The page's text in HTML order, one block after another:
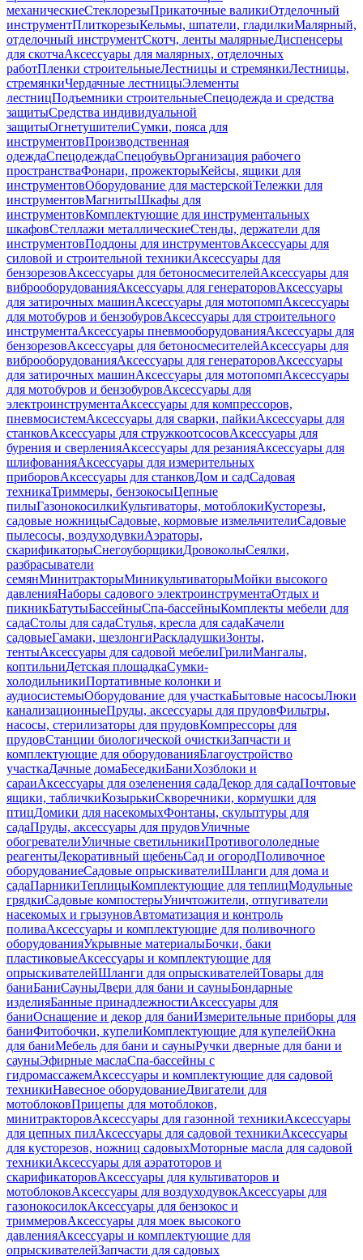
механическиеСтеклорезыПрикаточные валикиОтделочный
инструментПлиткорезыКельмы, шпатели, гладилкиМалярный,
отделочный инструментСкотч, ленты малярныеДиспенсеры
для скотчаАксессуары для малярных, отделочных
работПленки строительныеЛестницы и стремянкиЛестницы,
стремянкиЧердачные лестницыЭлементы
лестницПодъемники строительныеСпецодежда и средства
защитыСредства индивидуальной
защитыОгнетушителиСумки, пояса для
инструментовПроизводственная
одеждаСпецодеждаСпецобувьОрганизация рабочего
пространстваФонари, прожекторыКейсы, ящики для
инструментовОборудование для мастерскойТележки для
инструментовМагнитыШкафы для
инструментовКомплектующие для инструментальных
шкафовСтеллажи металлическиеСтенды, держатели для
инструментовПоддоны для инструментовАксессуары для
силовой и строительной техникиАксессуары для
бензорезовАксессуары для бетоносмесителейАксессуары для
виброоборудованияАксессуары для генераторовАксессуары
для затирочных машинАксессуары для мотопомпАксессуары
для мотобуров и бензобуровАксессуары для строительного
инструментаАксессуары пневмооборудованияАксессуары для
бензорезовАксессуары для бетоносмесителейАксессуары для
виброоборудованияАксессуары для генераторовАксессуары
для затирочных машинАксессуары для мотопомпАксессуары
для мотобуров и бензобуровАксессуары для
электроинструментаАксессуары для компрессоров,
пневмосистемАксессуары для сварки, пайкиАксессуары для
станковАксессуары для стружкоотсосовАксессуары для
бурения и сверленияАксессуары для резанияАксессуары для
шлифованияАксессуары для измерительных
приборовАксессуары для станковДом и садСадовая
техникаТриммеры, бензокосыЦепные
пилыГазонокосилкиКультиваторы, мотоблокиКусторезы,
садовые ножницыСадовые, кормовые измельчителиСадовые
пылесосы, воздуходувкиАэраторы,
скарификаторыСнегоуборщикиДровоколыСеялки,
разбрасыватели
семянМинитракторыМиникультиваторыМойки высокого
давленияНаборы садового электроинструментаОтдых и
пикникБатутыБассейныСпа-бассейныКомплекты мебели для
садаСтолы для садаСтулья, кресла для садаКачели
садовыеГамаки, шезлонгиРаскладушкиЗонты,
тентыАксессуары для садовой мебелиГрилиМангалы,
коптильниДетская площадкаСумки-
холодильникиПортативные колонки и
аудиосистемыОборудование для участкаБытовые насосыЛюки
канализационныеПруды, аксессуары для прудовФильтры,
насосы, стерилизаторы для прудовКомпрессоры для
прудовСтанции биологической очисткиЗапчасти и
комплектующие для оборудованияБлагоустройство
участкаДачные домаБеседкиБаниХозблоки и
сараиАксессуары для озеленения садаДекор для садаПочтовые
ящики, табличкиКозырькиСкворечники, кормушки для
птицДомики для насекомыхФонтаны, скульптуры для
садаПруды, аксессуары для прудовУличные
обогревателиУличные светильникиПротивогололедные
реагентыДекоративный щебеньСад и огородПоливочное
оборудованиеСадовые опрыскивателиШланги для дома и
садаПарникиТеплицыКомплектующие для теплицМодульные
грядкиСадовые компостерыУничтожители, отпугиватели
насекомых и грызуновАвтоматизация и контроль
поливаАксессуары и комплектующие для поливочного
оборудованияУкрывные материалыБочки, баки
пластиковыеАксессуары и комплектующие для
опрыскивателейШланги для опрыскивателейТовары для
баниБаниСауныДвери для бани и сауныБондарные
изделияБанные принадлежностиАксессуары для
баниОснащение и декор для баниИзмерительные приборы для
баниФитобочки, купелиКомплектующие для купелейОкна
для баниМебель для бани и сауныРучки дверные для бани и
сауныЭфирные маслаСпа-бассейны с
гидромассажемАксессуары и комплектующие для садовой
техникиНавесное оборудованиеДвигатели для
мотоблоковПрицепы для мотоблоков,
минитракторовАксессуары для газонной техникиАксессуары
для цепных пилАксессуары для садовой техникиАксессуары
для кусторезов, ножниц садовыхМоторные масла для садовой
техникиАксессуары для аэратоторов и
скарификаторовАксессуары для культиваторов и
мотоблоковАксессуары для воздуходувокАксессуары для
газонокосилокАксессуары для бензокос и
триммеровАксессуары для моек высокого
давленияАксессуары и комплектующие для
опрыскивателейЗапчасти для садовых